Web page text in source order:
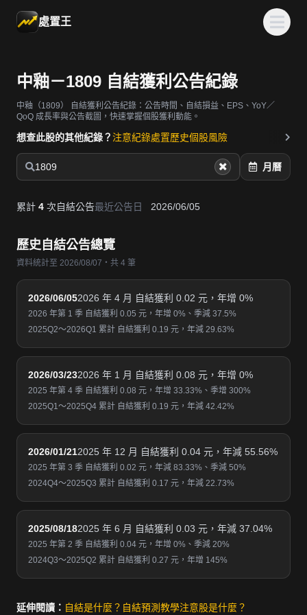
處置王
中釉－1809 自結獲利公告紀錄
中釉（1809）
自結獲利公告紀錄：公告時間、自結損益、EPS、YoY／
QoQ 成長率與公告截圖，快速掌握個股獲利動能。
想查此股的其他紀錄？ 注意紀錄處置歷史個股風險
1809 月曆
累計 4 次自結公告最近公告日 2026/06/05
歷史自結公告總覽
資料統計至 2026/08/07・共 4 筆
2026/06/052026 年 4 月 自結獲利 0.02 元，年增 0%
2026 年第 1 季 自結獲利 0.05 元，年增 0%、季減 37.5%
2025Q2～2026Q1 累計 自結獲利 0.19 元，年減 29.63%
2026/03/232026 年 1 月 自結獲利 0.08 元，年增 0%
2025 年第 4 季 自結獲利 0.08 元，年增 33.33%、季增 300%
2025Q1～2025Q4 累計 自結獲利 0.19 元，年減 42.42%
2026/01/212025 年 12 月 自結獲利 0.04 元，年減 55.56%
2025 年第 3 季 自結獲利 0.02 元，年減 83.33%、季減 50%
2024Q4～2025Q3 累計 自結獲利 0.17 元，年減 22.73%
2025/08/182025 年 6 月 自結獲利 0.03 元，年減 37.04%
2025 年第 2 季 自結獲利 0.04 元，年增 0%、季減 20%
2024Q3～2025Q2 累計 自結獲利 0.27 元，年增 145%
延伸閱讀： 自結是什麼？ 自結預測教學注意股是什麼？